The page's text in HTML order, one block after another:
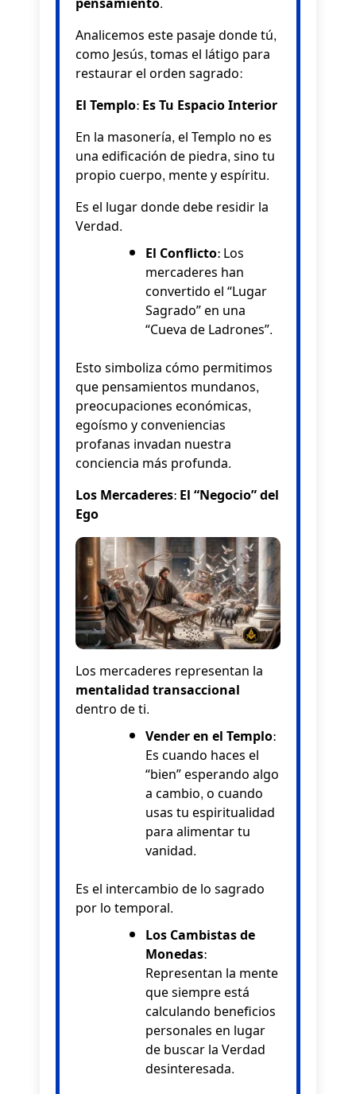
Analicemos este pasaje donde tú,
como Jesús, tomas el látigo para
restaurar el orden sagrado:
El Templo: Es Tu Espacio Interior
En la masonería, el Templo no es
una edificación de piedra, sino tu
propio cuerpo, mente y espíritu.
Es el lugar donde debe residir la
Verdad.
El Conflicto:Los
mercaderes han
convertido el “Lugar
Sagrado” en una
“Cueva de Ladrones”.
Esto simboliza cómo permitimos
que pensamientos mundanos,
preocupaciones económicas,
egoísmo y conveniencias
profanas invadan nuestra
conciencia más profunda.
Los Mercaderes: El “Negocio” del
Ego
Los mercaderes representan la
mentalidad transaccional
dentro de ti.
Vender en el Templo:
Es cuando haces el
“bien” esperando algo
a cambio, o cuando
usas tu espiritualidad
para alimentar tu
vanidad.
Es el intercambio de lo sagrado
por lo temporal.
Los Cambistas de
Monedas:
Representan la mente
que siempre está
calculando beneficios
personales en lugar
de buscar la Verdad
desinteresada.